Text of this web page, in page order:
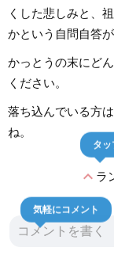
くした悲しみと、
かという自問自答
かっとうの末にど
ください。
落ち込んでいる方
ね。
expand_lessラ
タッ
気軽にコメント